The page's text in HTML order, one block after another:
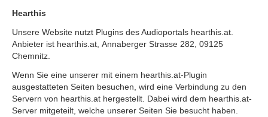
Hearthis
Unsere Website nutzt Plugins des Audioportals hearthis.at.
Anbieter ist hearthis.at, Annaberger Strasse 282, 09125
Chemnitz.
Wenn Sie eine unserer mit einem hearthis.at-Plugin
ausgestatteten Seiten besuchen, wird eine Verbindung zu den
Servern von hearthis.at hergestellt. Dabei wird dem hearthis.at-
Server mitgeteilt, welche unserer Seiten Sie besucht haben.